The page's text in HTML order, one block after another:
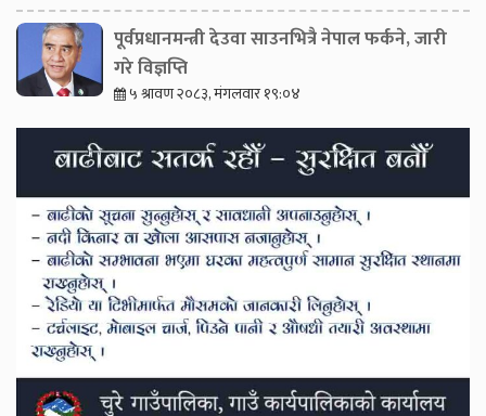
पूर्वप्रधानमन्त्री देउवा साउनभित्रै नेपाल फर्कने, जारी
गरे विज्ञप्ति
५ श्रावण २०८३, मंगलवार १९:०४